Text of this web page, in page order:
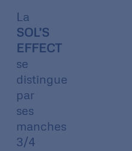
La
SOL’S
EFFECT
se
distingue
par
ses
manches
3/4